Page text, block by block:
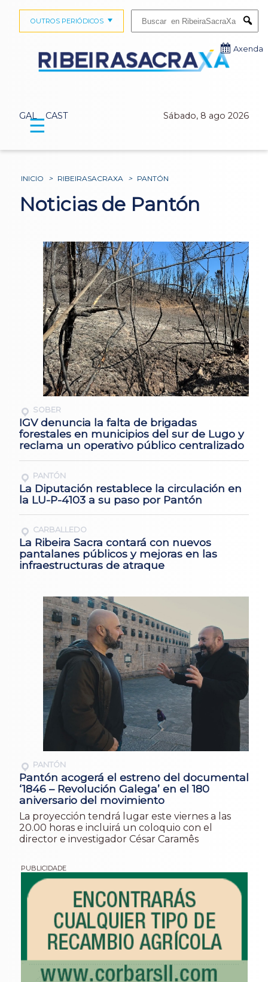
GAL CAST Sábado, 8 ago 2026
OUTROS PERIÓDICOS
Axenda
☰
INICIO > RIBEIRASACRAXA > PANTÓN
Noticias de Pantón
SOBER
IGV denuncia la falta de brigadas
forestales en municipios del sur de Lugo y
reclama un operativo público centralizado
PANTÓN
La Diputación restablece la circulación en
la LU-P-4103 a su paso por Pantón
CARBALLEDO
La Ribeira Sacra contará con nuevos
pantalanes públicos y mejoras en las
infraestructuras de atraque
PANTÓN
Pantón acogerá el estreno del documental
‘1846 – Revolución Galega’ en el 180
aniversario del movimiento
La proyección tendrá lugar este viernes a las
20.00 horas e incluirá un coloquio con el
director e investigador César Caramês